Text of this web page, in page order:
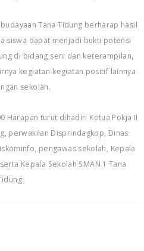
Tana Tidung berharap hasil
siswa dapat menjadi bukti potensi
di bidang seni dan keterampilan,
kegiatan-kegiatan positif lainnya
sekolah.
Harapan turut dihadiri Ketua Pokja II
perwakilan Disprindagkop, Dinas
pengawas sekolah, Kepala
Kepala Sekolah SMAN 1 Tana